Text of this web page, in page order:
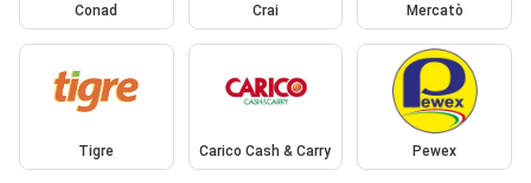
Conad Crai Mercatò
Tigre Carico Cash & Carry Pewex